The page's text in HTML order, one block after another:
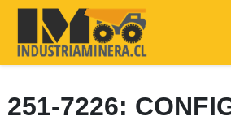
251-7226: